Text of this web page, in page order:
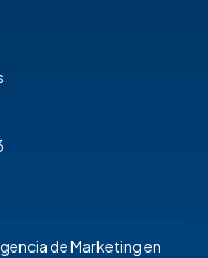
de Marketing en